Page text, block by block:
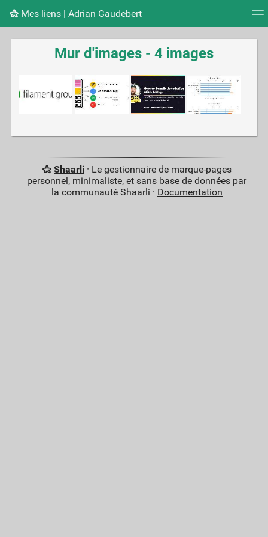
Mes liens | Adrian Gaudebert
Nuage de tags Mur d'images Quotidien Flux
Mur d'images - 4 images
Shaarli· Le gestionnaire de marque-pages
personnel, minimaliste, et sans base de données par
la communauté Shaarli · Documentation